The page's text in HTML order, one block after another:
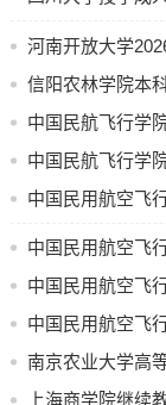
（4）毕业设计（
辅导班第一期一
生可拨打
8.成人高考的复
位实施细则
河南开放大学
计划公示
信阳农林学院本
中国民航飞行学
求（节选）
中国民航飞行学
求
中国民用航空飞
论文（设计）使
中国民用航空飞
测要求
中国民用航空飞
合成绩评定办法
中国民用航空飞
写和答辩流程
南京农业大学高
文(设计) 中期检
上海商学院继续